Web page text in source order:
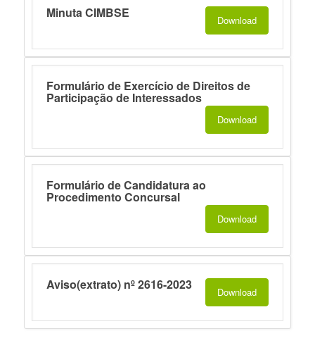
Minuta CIMBSE Download
Formulário de Exercício de Direitos de
Participação de Interessados
Download
Formulário de Candidatura ao
Procedimento Concursal
Download
Aviso(extrato) nº 2616-2023 Download